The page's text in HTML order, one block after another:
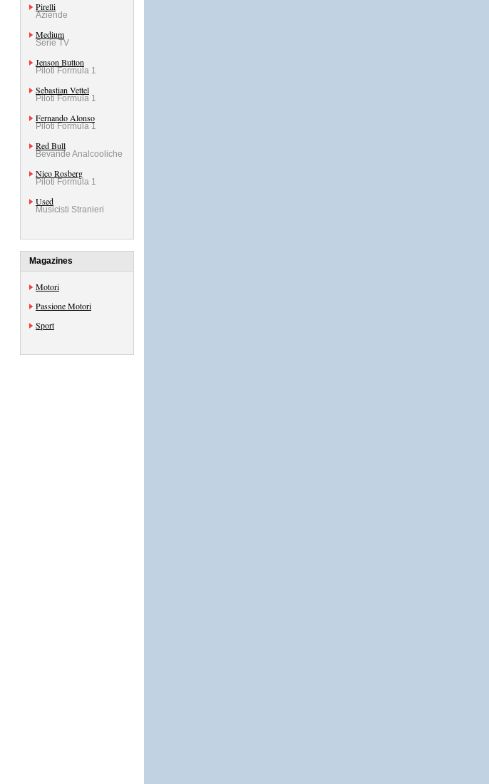
Pirelli
Aziende
Medium
Serie TV
Jenson Button
Piloti Formula 1
Sebastian Vettel
Piloti Formula 1
Fernando Alonso
Piloti Formula 1
Red Bull
Bevande Analcooliche
Nico Rosberg
Piloti Formula 1
Used
Musicisti Stranieri
Magazines
Motori
Passione Motori
Sport